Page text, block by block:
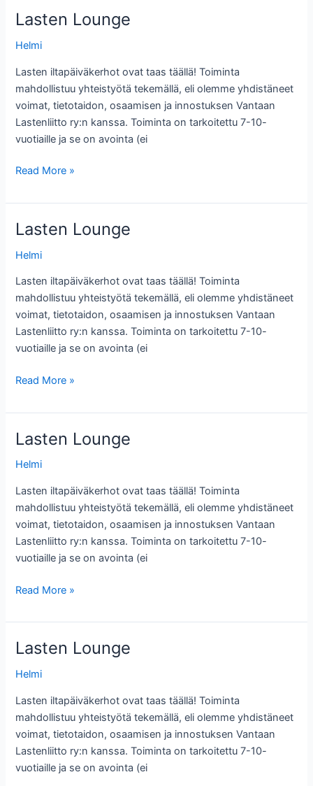
Lasten Lounge
Helmi
Lasten iltapäiväkerhot ovat taas täällä! Toiminta
mahdollistuu yhteistyötä tekemällä, eli olemme yhdistäneet
voimat, tietotaidon, osaamisen ja innostuksen Vantaan
Lastenliitto ry:n kanssa. Toiminta on tarkoitettu 7-10-
vuotiaille ja se on avointa (ei
Lasten
Read More »
Lasten Lounge
Helmi
Lasten iltapäiväkerhot ovat taas täällä! Toiminta
mahdollistuu yhteistyötä tekemällä, eli olemme yhdistäneet
voimat, tietotaidon, osaamisen ja innostuksen Vantaan
Lastenliitto ry:n kanssa. Toiminta on tarkoitettu 7-10-
vuotiaille ja se on avointa (ei
Lasten
Read More »
Lasten Lounge
Helmi
Lasten iltapäiväkerhot ovat taas täällä! Toiminta
mahdollistuu yhteistyötä tekemällä, eli olemme yhdistäneet
voimat, tietotaidon, osaamisen ja innostuksen Vantaan
Lastenliitto ry:n kanssa. Toiminta on tarkoitettu 7-10-
vuotiaille ja se on avointa (ei
Lasten
Read More »
Lasten Lounge
Helmi
Lasten iltapäiväkerhot ovat taas täällä! Toiminta
mahdollistuu yhteistyötä tekemällä, eli olemme yhdistäneet
voimat, tietotaidon, osaamisen ja innostuksen Vantaan
Lastenliitto ry:n kanssa. Toiminta on tarkoitettu 7-10-
vuotiaille ja se on avointa (ei